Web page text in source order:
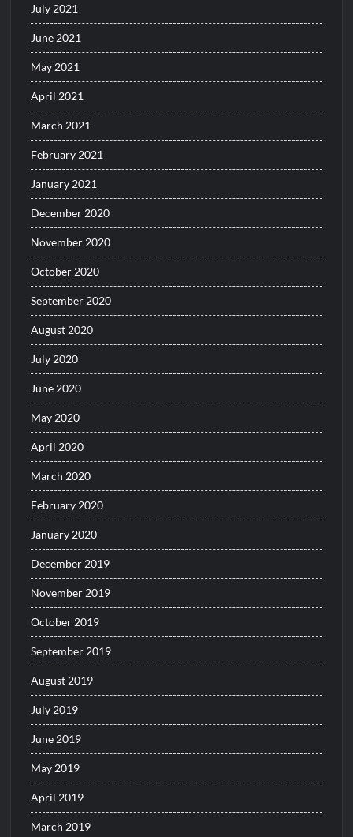
July 2021
June 2021
May 2021
April 2021
March 2021
February 2021
January 2021
December 2020
November 2020
October 2020
September 2020
August 2020
July 2020
June 2020
May 2020
April 2020
March 2020
February 2020
January 2020
December 2019
November 2019
October 2019
September 2019
August 2019
July 2019
June 2019
May 2019
April 2019
March 2019